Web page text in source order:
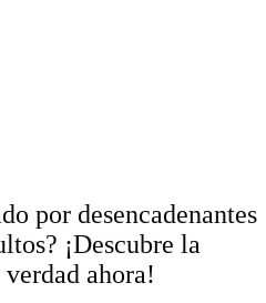
por desencadenantes
¡Descubre la
ahora!